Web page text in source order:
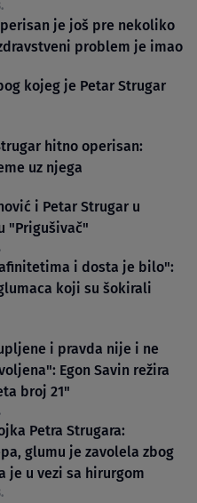
je još pre nekoliko
problem je imao
kojeg je Petar Strugar
hitno operisan:
uz njega
i Petar Strugar u
"Prigušivač"
i dosta je bilo":
koji su šokirali
i pravda nije i ne
Egon Savin režira
broj 21"
Petra Strugara:
glumu je zavolela zbog
je u vezi sa hirurgom